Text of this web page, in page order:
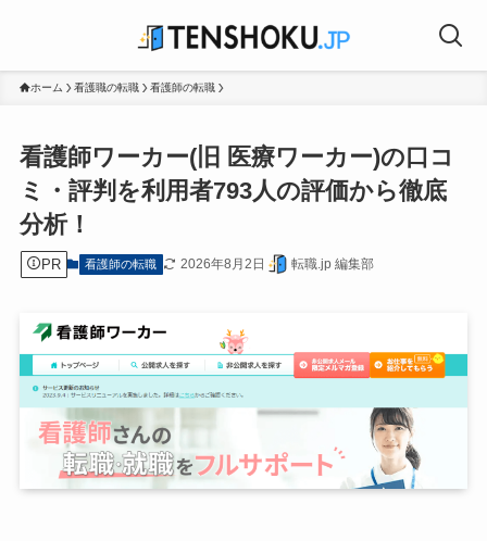
ホーム 看護職の転職 看護師の転職
看護師ワーカー(旧 医療ワーカー)の口コ
ミ・評判を利用者793人の評価から徹底
分析！
PR 看護師の転職 2026年8月2日 転職.jp 編集部